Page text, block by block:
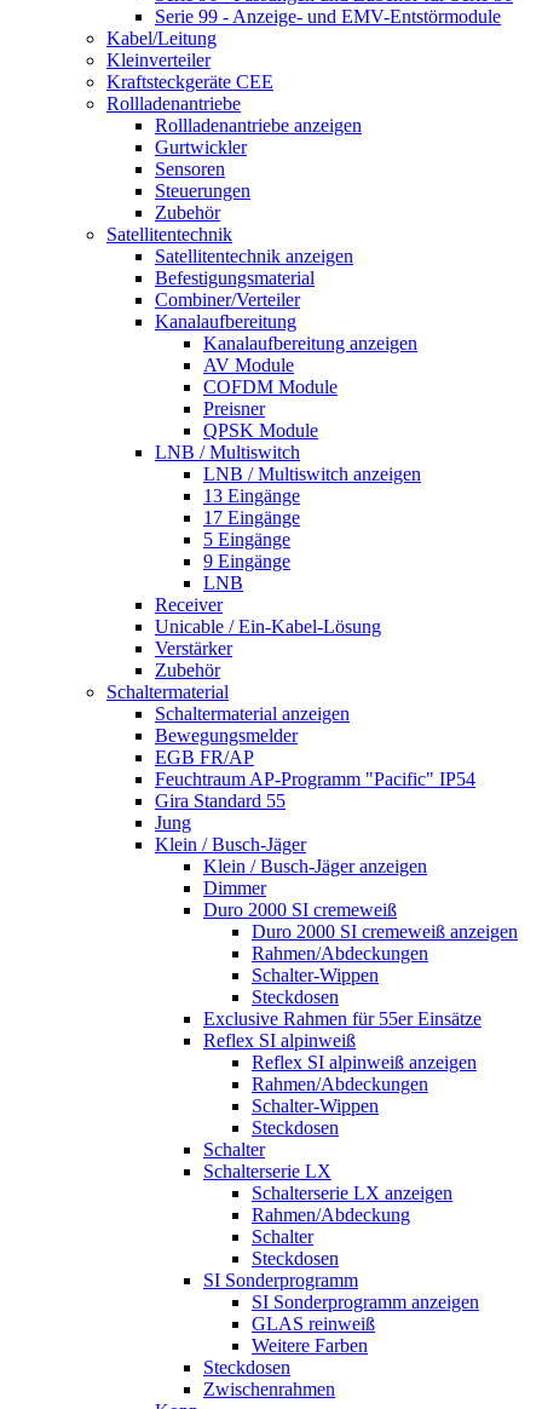
Serie 99 - Anzeige- und EMV-Entstörmodule
Kabel/Leitung
Kleinverteiler
Kraftsteckgeräte CEE
Rollladenantriebe
Rollladenantriebe anzeigen
Gurtwickler
Sensoren
Steuerungen
Zubehör
Satellitentechnik
Satellitentechnik anzeigen
Befestigungsmaterial
Combiner/Verteiler
Kanalaufbereitung
Kanalaufbereitung anzeigen
AV Module
COFDM Module
Preisner
QPSK Module
LNB / Multiswitch
LNB / Multiswitch anzeigen
13 Eingänge
17 Eingänge
5 Eingänge
9 Eingänge
LNB
Receiver
Unicable / Ein-Kabel-Lösung
Verstärker
Zubehör
Schaltermaterial
Schaltermaterial anzeigen
Bewegungsmelder
EGB FR/AP
Feuchtraum AP-Programm "Pacific" IP54
Gira Standard 55
Jung
Klein / Busch-Jäger
Klein / Busch-Jäger anzeigen
Dimmer
Duro 2000 SI cremeweiß
Duro 2000 SI cremeweiß anzeigen
Rahmen/Abdeckungen
Schalter-Wippen
Steckdosen
Exclusive Rahmen für 55er Einsätze
Reflex SI alpinweiß
Reflex SI alpinweiß anzeigen
Rahmen/Abdeckungen
Schalter-Wippen
Steckdosen
Schalter
Schalterserie LX
Schalterserie LX anzeigen
Rahmen/Abdeckung
Schalter
Steckdosen
SI Sonderprogramm
SI Sonderprogramm anzeigen
GLAS reinweiß
Weitere Farben
Steckdosen
Zwischenrahmen